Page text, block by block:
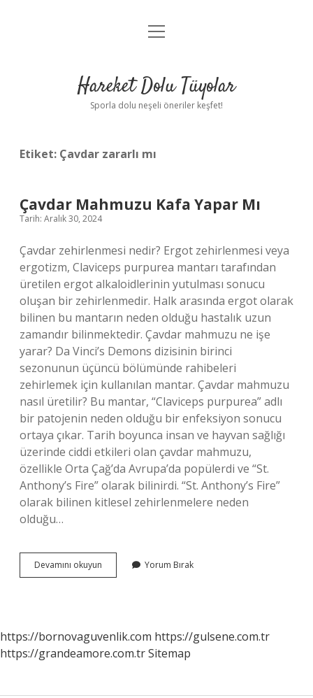
Anasayfa
Yasal Uyarı
menüyü
Hareket Dolu Tüyolar
Sporla dolu neşeli öneriler keşfet!
Etiket: Çavdar zararlı mı
Çavdar Mahmuzu Kafa Yapar Mı
Tarih: Aralık 30, 2024
Çavdar zehirlenmesi nedir? Ergot zehirlenmesi veya
ergotizm, Claviceps purpurea mantarı tarafından
üretilen ergot alkaloidlerinin yutulması sonucu
oluşan bir zehirlenmedir. Halk arasında ergot olarak
bilinen bu mantarın neden olduğu hastalık uzun
zamandır bilinmektedir. Çavdar mahmuzu ne işe
yarar? Da Vinci’s Demons dizisinin birinci
sezonunun üçüncü bölümünde rahibeleri
zehirlemek için kullanılan mantar. Çavdar mahmuzu
nasıl üretilir? Bu mantar, “Claviceps purpurea” adlı
bir patojenin neden olduğu bir enfeksiyon sonucu
ortaya çıkar. Tarih boyunca insan ve hayvan sağlığı
üzerinde ciddi etkileri olan çavdar mahmuzu,
özellikle Orta Çağ’da Avrupa’da popülerdi ve “St.
Anthony’s Fire” olarak bilinirdi. “St. Anthony’s Fire”
olarak bilinen kitlesel zehirlenmelere neden
olduğu…
Devamını okuyun
Mahmuzu
Yorum Bırak
https://bornovaguvenlik.com https://gulsene.com.tr
https://grandeamore.com.trSitemap